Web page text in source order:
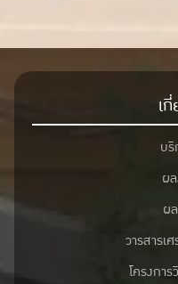
เ
บ
ผ
ผ
วารสารเ
โครงกา